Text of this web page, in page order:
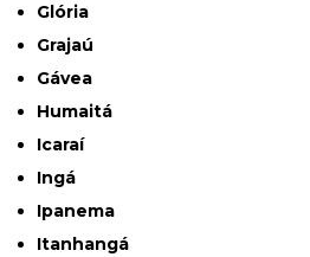
Glória
Grajaú
Gávea
Humaitá
Icaraí
Ingá
Ipanema
Itanhangá